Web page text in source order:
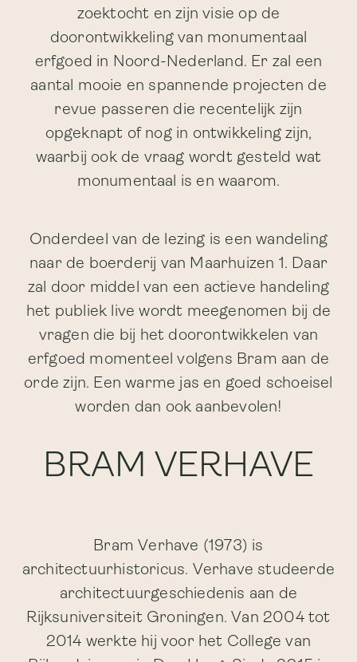
zoektocht en zijn visie op de
doorontwikkeling van monumentaal
erfgoed in Noord-Nederland. Er zal een
aantal mooie en spannende projecten de
revue passeren die recentelijk zijn
opgeknapt of nog in ontwikkeling zijn,
waarbij ook de vraag wordt gesteld wat
monumentaal is en waarom.
Onderdeel van de lezing is een wandeling
naar de boerderij van Maarhuizen 1. Daar
zal door middel van een actieve handeling
het publiek live wordt meegenomen bij de
vragen die bij het doorontwikkelen van
erfgoed momenteel volgens Bram aan de
orde zijn. Een warme jas en goed schoeisel
worden dan ook aanbevolen!
BRAM VERHAVE
Bram Verhave (1973) is
architectuurhistoricus. Verhave studeerde
architectuurgeschiedenis aan de
Rijksuniversiteit Groningen. Van 2004 tot
2014 werkte hij voor het College van